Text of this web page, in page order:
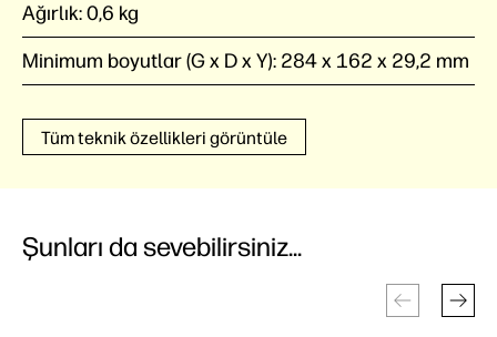
Ağırlık:0,6 kg
Minimum boyutlar (G x D x Y): 284 x 162 x 29,2 mm
Tüm teknik özellikleri görüntüle
Şunları da sevebilirsiniz...